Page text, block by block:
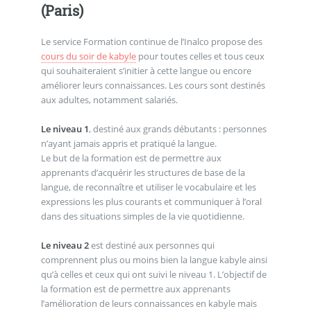
(Paris)
Le service Formation continue de l’Inalco propose des
cours du soir de kabylepour toutes celles et tous ceux
qui souhaiteraient s’initier à cette langue ou encore
améliorer leurs connaissances. Les cours sont destinés
aux adultes, notamment salariés.
Le niveau 1, destiné aux grands débutants : personnes
n’ayant jamais appris et pratiqué la langue.
Le but de la formation est de permettre aux
apprenants d’acquérir les structures de base de la
langue, de reconnaître et utiliser le vocabulaire et les
expressions les plus courants et communiquer à l’oral
dans des situations simples de la vie quotidienne.
Le niveau 2est destiné aux personnes qui
comprennent plus ou moins bien la langue kabyle ainsi
qu’à celles et ceux qui ont suivi le niveau 1. L’objectif de
la formation est de permettre aux apprenants
l’amélioration de leurs connaissances en kabyle mais